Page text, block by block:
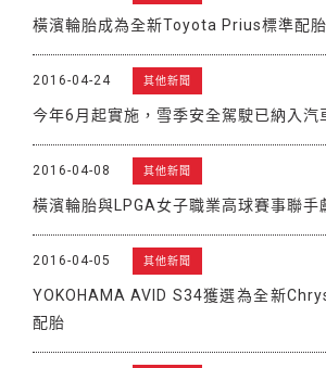
橫濱輪胎成為全新Toyota Prius標準配胎
2016-04-24 其他新聞
今年6月起實施，雪季安全駕駛已納入汽
2016-04-08 其他新聞
橫濱輪胎與LPGA女子職業高球賽事聯手
2016-04-05 其他新聞
YOKOHAMA AVID S34獲選為全新
配胎